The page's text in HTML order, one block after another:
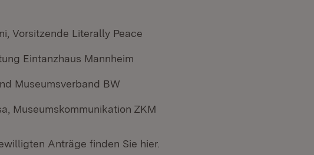
Vorsitzende Literally Peace
Eintanzhaus Mannheim
Museumsverband BW
Museumskommunikation ZKM
Anträge finden Sie hier.